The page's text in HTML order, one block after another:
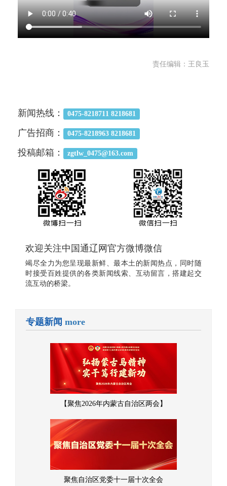
责任编辑：王良玉
新闻热线： 0475-8218711 8218681
广告招商： 0475-8218963 8218681
投稿邮箱： zgtlw_0475@163.com
欢迎关注中国通辽网官方微博微信
竭尽全力为您呈现最新鲜、最本土的新闻热点，同时随
时接受百姓提供的各类新闻线索、互动留言，搭建起交
流互动的桥梁。
专题新闻 more
【聚焦2026年内蒙古自治区两会】
聚焦自治区党委十一届十次全会